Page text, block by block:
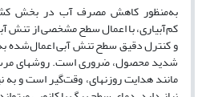
به‌منظور کاهش مصرف آب در بخش
کم‌آبیاری، با اعمال سطح مشخصی از تنش
و کنترل دقیق سطح تنش آبی اعمال‌شده به
شدید محصول، ضروری است. روش‏های
مانند هدایت روزنه‏ای، وقت‌گیر است و